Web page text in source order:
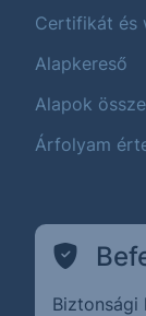
Certifikát és
Alapkereső
Alapok
Árfolyam
Biztonsági